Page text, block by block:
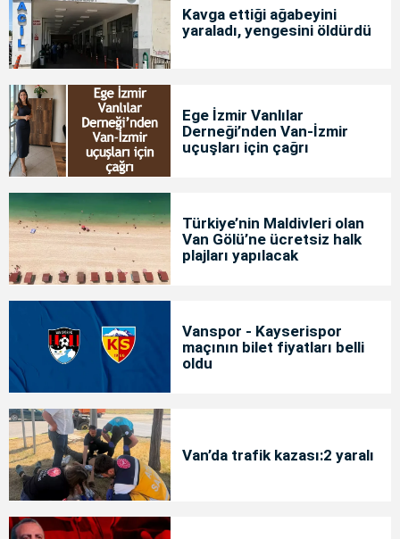
Kavga ettiği ağabeyini
yaraladı, yengesini öldürdü
Ege İzmir Vanlılar
Derneği’nden Van-İzmir
uçuşları için çağrı
Türkiye’nin Maldivleri olan
Van Gölü’ne ücretsiz halk
plajları yapılacak
Vanspor - Kayserispor
maçının bilet fiyatları belli
oldu
Van’da trafik kazası:2 yaralı